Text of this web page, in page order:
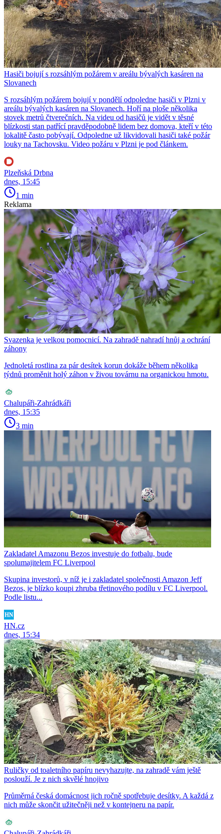
Hasiči bojují s rozsáhlým požárem v areálu bývalých kasáren na
Slovanech
S rozsáhlým požárem bojují v pondělí odpoledne hasiči v Plzni v
areálu bývalých kasáren na Slovanech. Hoří na ploše několika
stovek metrů čtverečních. Na videu od hasičů je vidět v těsné
blízkosti stan patřící pravděpodobně lidem bez domova, kteří v této
lokalitě často pobývají. Odpoledne už likvidovali hasiči také požár
louky na Tachovsku. Video požáru v Plzni je pod článkem.
Plzeňská Drbna
dnes, 15:45
1 min
Reklama
Svazenka je velkou pomocnicí. Na zahradě nahradí hnůj a ochrání
záhony
Jednoletá rostlina za pár desítek korun dokáže během několika
týdnů proměnit holý záhon v živou továrnu na organickou hmotu.
Chalupáři-Zahrádkáři
dnes, 15:35
3 min
Zakladatel Amazonu Bezos investuje do fotbalu, bude
spolumajitelem FC Liverpool
Skupina investorů, v níž je i zakladatel společnosti Amazon Jeff
Bezos, je blízko koupi zhruba třetinového podílu v FC Liverpool.
Podle listu...
HN.cz
dnes, 15:34
Ruličky od toaletního papíru nevyhazujte, na zahradě vám ještě
poslouží. Je z nich skvělé hnojivo
Průměrná česká domácnost jich ročně spotřebuje desítky. A každá z
nich může skončit užitečněji než v kontejneru na papír.